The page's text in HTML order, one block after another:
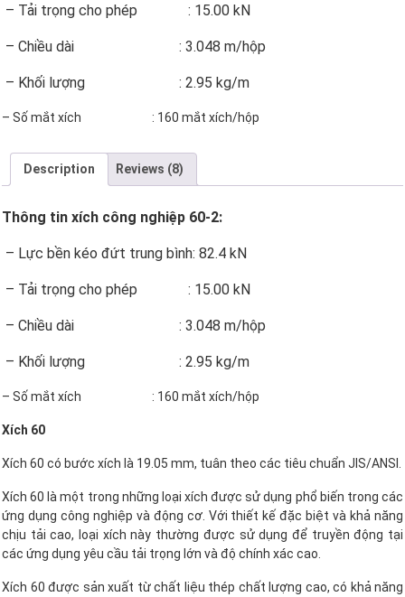
– Tải trọng cho phép : 15.00 kN
– Chiều dài : 3.048 m/hộp
– Khối lượng : 2.95 kg/m
– Số mắt xích : 160 mắt xích/hộp
Description Reviews (8)
Thông tin xích công nghiệp 60-2:
– Lực bền kéo đứt trung bình: 82.4 kN
– Tải trọng cho phép : 15.00 kN
– Chiều dài : 3.048 m/hộp
– Khối lượng : 2.95 kg/m
– Số mắt xích : 160 mắt xích/hộp
Xích 60
Xích 60 có bước xích là 19.05 mm, tuân theo các tiêu chuẩn JIS/ANSI.
Xích 60 là một trong những loại xích được sử dụng phổ biến trong các
ứng dụng công nghiệp và động cơ. Với thiết kế đặc biệt và khả năng
chịu tải cao, loại xích này thường được sử dụng để truyền động tại
các ứng dụng yêu cầu tải trọng lớn và độ chính xác cao.
Xích 60 được sản xuất từ chất liệu thép chất lượng cao, có khả năng